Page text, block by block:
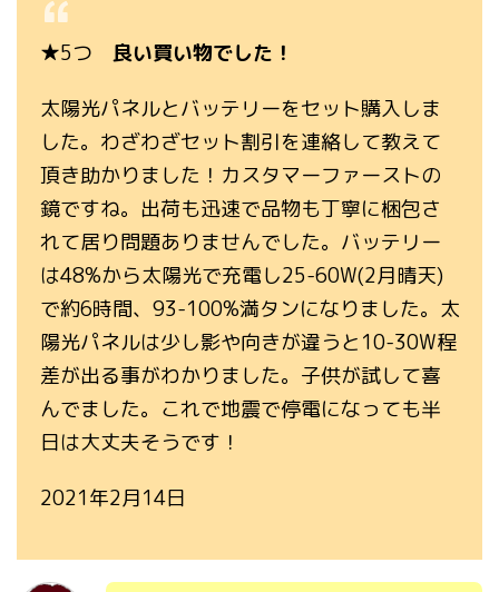
★5つ 良い買い物でした！
太陽光パネルとバッテリーをセット購入しま
した。わざわざセット割引を連絡して教えて
頂き助かりました！カスタマーファーストの
鏡ですね。出荷も迅速で品物も丁寧に梱包さ
れて居り問題ありませんでした。バッテリー
は48%から太陽光で充電し25-60W(2月晴天)
で約6時間、93-100%満タンになりました。太
陽光パネルは少し影や向きが違うと10-30W程
差が出る事がわかりました。子供が試して喜
んでました。これで地震で停電になっても半
日は大丈夫そうです！
2021年2月14日